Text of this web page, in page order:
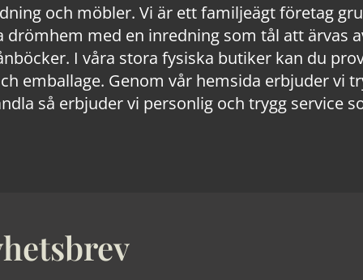
och möbler. Vi är ett familjeägt företag
med en inredning som tål att ärvas
I våra stora fysiska butiker kan du
emballage. Genom vår hemsida erbjuder vi
så erbjuder vi personlig och trygg service